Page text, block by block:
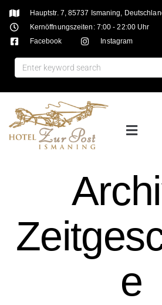
Hauptstr. 7, 85737 Ismaning,
Kernöffnungszeiten: 7:00 - 22:00 Uhr
Facebook
Instagram
e